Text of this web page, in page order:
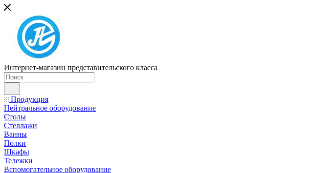
Интернет-магазин представительского класса
Продукция
Нейтральное оборудование
Столы
Стеллажи
Ванны
Полки
Шкафы
Тележки
Вспомогательное оборудование